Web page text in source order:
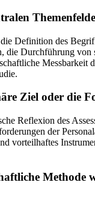
Definition des
die Durchführung von
Messbarkeit
Ziel oder die
Reflexion des
der
vorteilhaftes